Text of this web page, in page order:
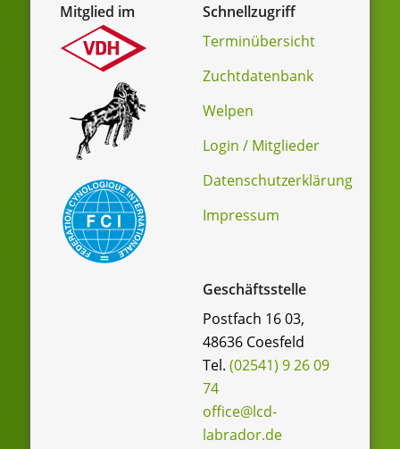
Mitglied im
Schnellzugriff
Terminübersicht
Zuchtdatenbank
Welpen
Login / Mitglieder
Datenschutzerklärung
Impressum
Geschäftsstelle
Postfach 16 03,
48636 Coesfeld
Tel. (02541) 9 26 09
74
office@lcd-
labrador.de